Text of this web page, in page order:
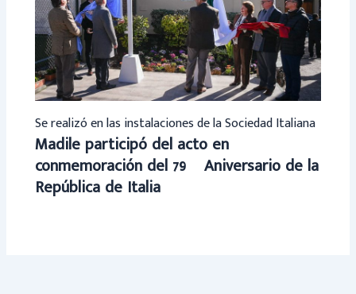
Se realizó en las instalaciones de la Sociedad Italiana
Madile participó del acto en
conmemoración del 79º Aniversario de la
República de Italia